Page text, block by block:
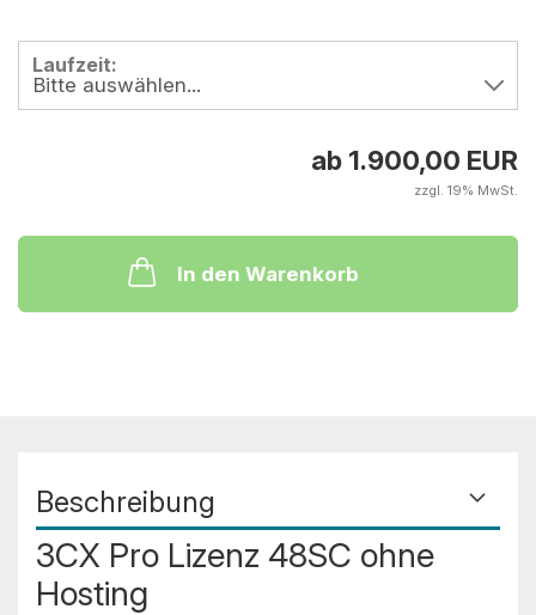
Laufzeit:
ab 1.900,00 EUR
zzgl. 19% MwSt.
In den Warenkorb
Beschreibung
3CX Pro Lizenz 48SC ohne
Hosting